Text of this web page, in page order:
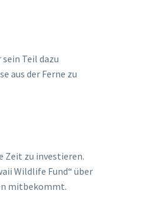
Teil dazu
aus der Ferne zu
Zeit zu investieren.
Wildlife Fund“ über
mitbekommt.